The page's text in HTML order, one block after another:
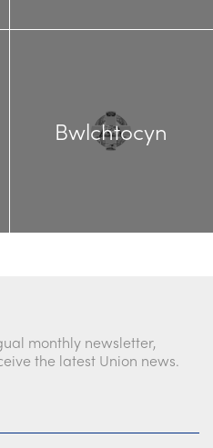
Bwlchtocyn
monthly newsletter,
the latest Union news.